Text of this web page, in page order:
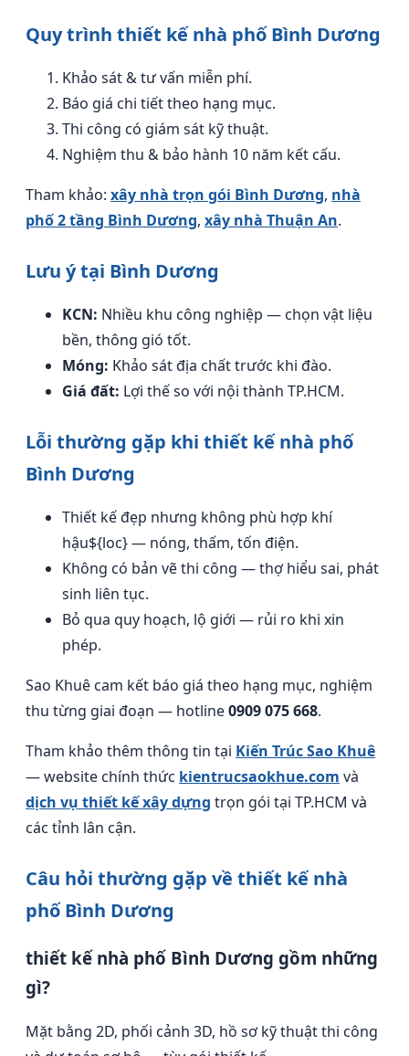
Quy trình thiết kế nhà phố Bình Dương
Khảo sát & tư vấn miễn phí.
Báo giá chi tiết theo hạng mục.
Thi công có giám sát kỹ thuật.
Nghiệm thu & bảo hành 10 năm kết cấu.
Tham khảo: xây nhà trọn gói Bình Dương, nhà
phố 2 tầng Bình Dương, xây nhà Thuận An.
Lưu ý tại Bình Dương
KCN: Nhiều khu công nghiệp — chọn vật liệu
bền, thông gió tốt.
Móng: Khảo sát địa chất trước khi đào.
Giá đất: Lợi thế so với nội thành TP.HCM.
Lỗi thường gặp khi thiết kế nhà phố
Bình Dương
Thiết kế đẹp nhưng không phù hợp khí
hậu${loc} — nóng, thấm, tốn điện.
Không có bản vẽ thi công — thợ hiểu sai, phát
sinh liên tục.
Bỏ qua quy hoạch, lộ giới — rủi ro khi xin
phép.
Sao Khuê cam kết báo giá theo hạng mục, nghiệm
thu từng giai đoạn — hotline0909 075 668.
Tham khảo thêm thông tin tại Kiến Trúc Sao Khuê
— website chính thức kientrucsaokhue.com và
dịch vụ thiết kế xây dựng trọn gói tại TP.HCM và
các tỉnh lân cận.
Câu hỏi thường gặp về thiết kế nhà
phố Bình Dương
thiết kế nhà phố Bình Dương gồm những
gì?
Mặt bằng 2D, phối cảnh 3D, hồ sơ kỹ thuật thi công